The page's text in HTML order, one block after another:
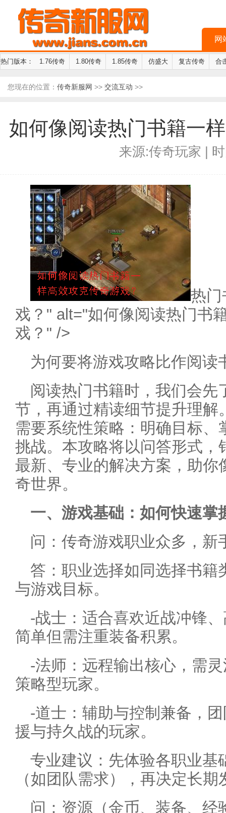
网
热门版本： 1.76传奇 1.80传奇 1.85传奇 仿盛大 复古传奇 合
您现在的位置： 传奇新服网 >> 交流互动 >>
如何像阅读热门书籍一
来源:传奇玩家 |
热门
戏？" alt="如何像阅读热门书
戏？" />
为何要将游戏攻略比作阅读
阅读热门书籍时，我们会先
节，再通过精读细节提升理解
需要系统性策略：明确目标
挑战。本攻略将以问答形式，
最新、专业的解决方案，助你
奇世界。
一、游戏基础：如何快速掌
问：传奇游戏职业众多，新
答：职业选择如同选择书
与游戏目标。
-战士：适合喜欢近战冲锋
简单但需注重装备积累。
-法师：远程输出核心，需
策略型玩家。
-道士：辅助与控制兼备，
援与持久战的玩家。
专业建议：先体验各职业基
（如团队需求），再决定长期
问：资源（金币、装备、经